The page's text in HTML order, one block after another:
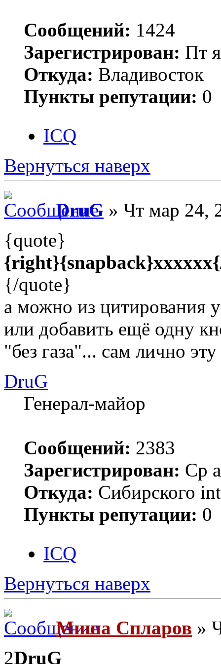
Сообщений: 1424
Зарегистрирован: Пт
Откуда: Владивосток
Пункты репутации: 0
ICQ
Вернуться наверх
DruG » Чт мар 24,
{quote}
{/quote}
а можно из цитирования
или добавить ещё одну
"без газа"... сам лично
DruG
Генерал-майор
Сообщений: 2383
Зарегистрирован: Ср
Откуда: Сибирского
Пункты репутации: 0
ICQ
Вернуться наверх
Миша Спларов »
2DruG